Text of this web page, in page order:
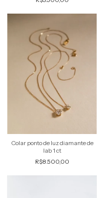
Colar ponto de luz diamante de
lab 1 ct
R$8.500,00